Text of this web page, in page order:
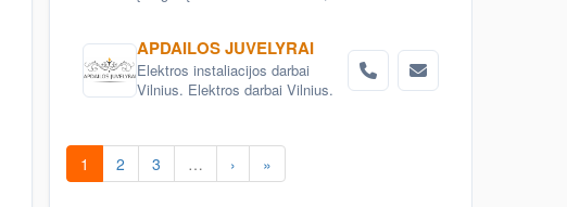
technologinių ir gamybos procesų
automatizavimas.
APDAILOS JUVELYRAI
Elektros instaliacijos darbai
Vilnius. Elektros darbai Vilnius.
1 2 3 … › »